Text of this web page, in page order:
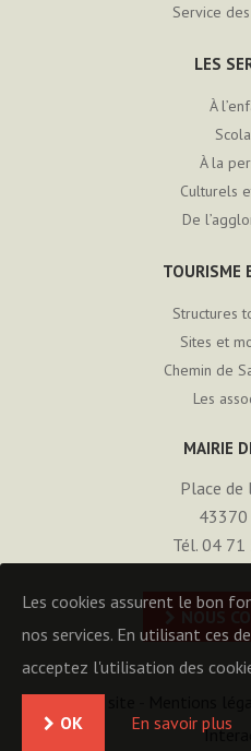
Service
LES
À
À la
Culturels
De
TOURISME
Structures
Sites et
Chemin de
Les
MAIRIE
Place de
43370
Tél. 04
Plan du site
Les cookies assurent le bon
nos services. En utilisant ces
acceptez l'utilisation des
OK En savoir plus